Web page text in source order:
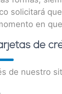
solicitará
en
de
de nuestro